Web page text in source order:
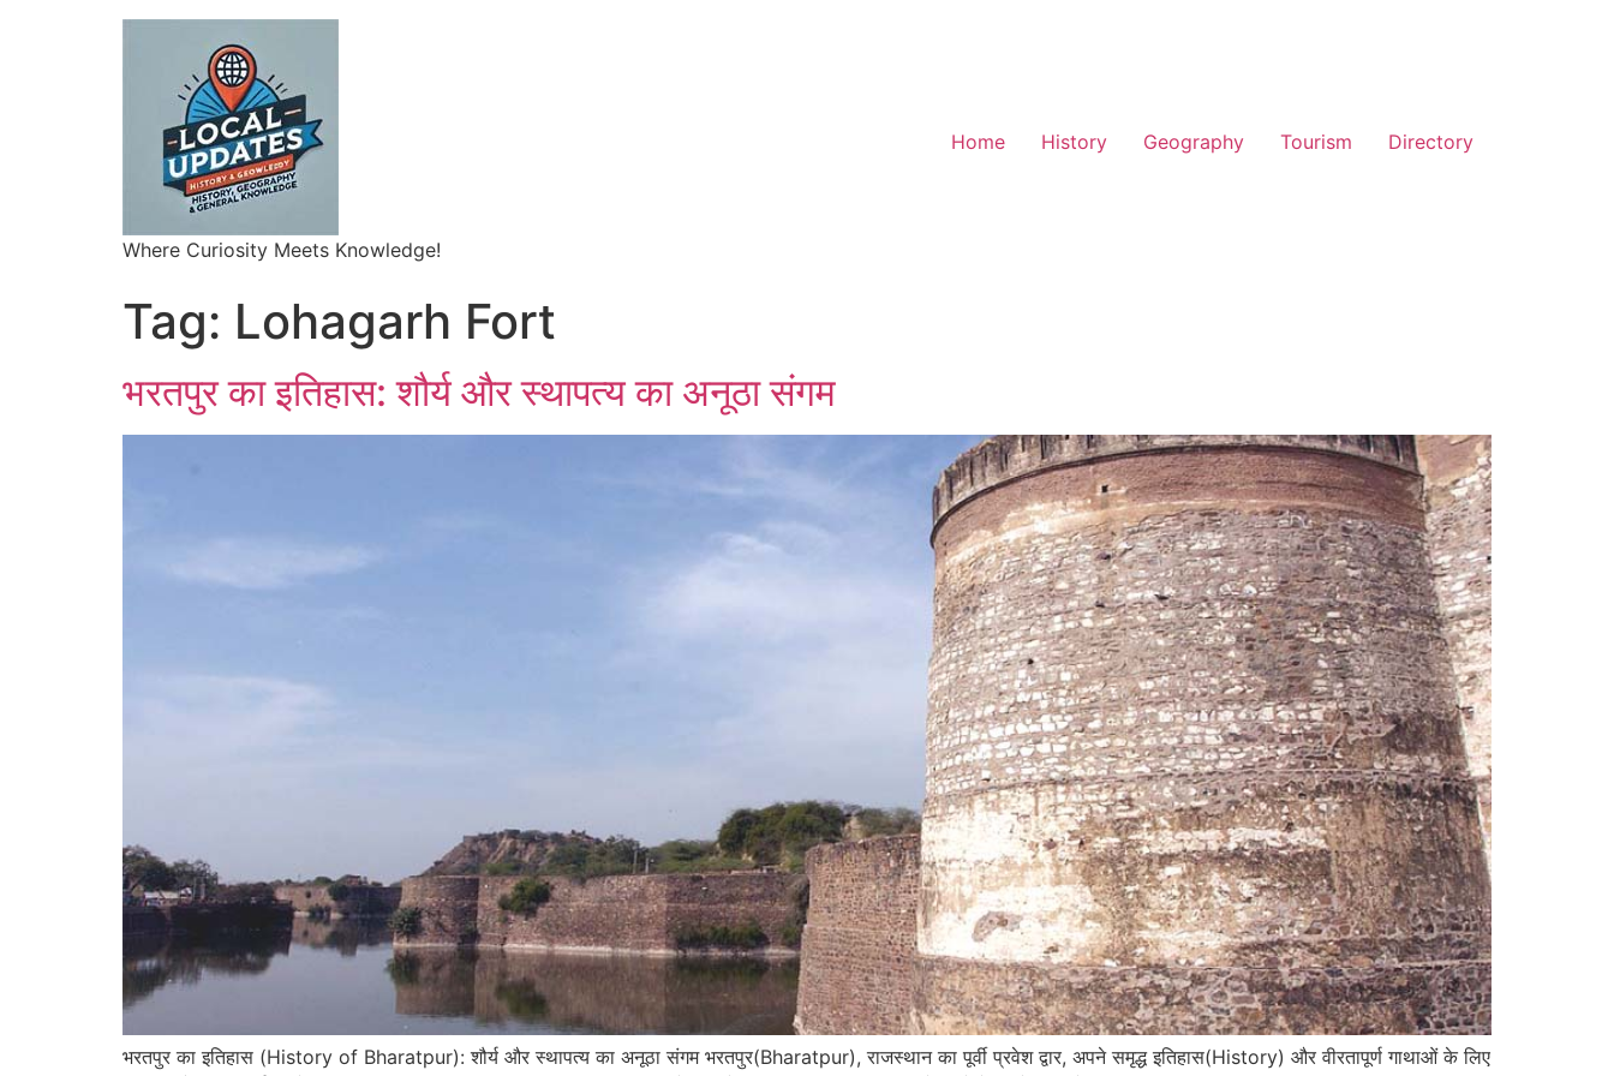
Where Curiosity Meets Knowledge!
Home History Geography Tourism Directory
Tag: Lohagarh Fort
भरतपुर का इतिहास: शौर्य और स्थापत्य का अनूठा संगम
भरतपुर का इतिहास (History of Bharatpur): शौर्य और स्थापत्य का अनूठा संगम भरतपुर(Bharatpur), राजस्थान का पूर्वी प्रवेश द्वार, अपने समृद्ध इतिहास(History) और वीरतापूर्ण गाथाओं के लिए